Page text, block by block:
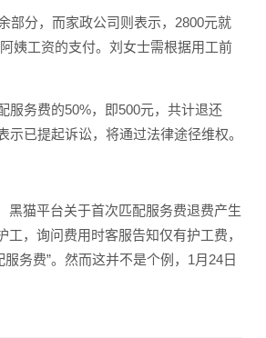
部分，而家政公司则表示，2800元就
姨工资的支付。刘女士需根据用工前
服务费的50%，即500元，共计退还
已提起诉讼，将通过法律途径维权。
黑猫平台关于首次匹配服务费退费产生
，询问费用时客服告知仅有护工费，
务费”。然而这并不是个例，1月24日